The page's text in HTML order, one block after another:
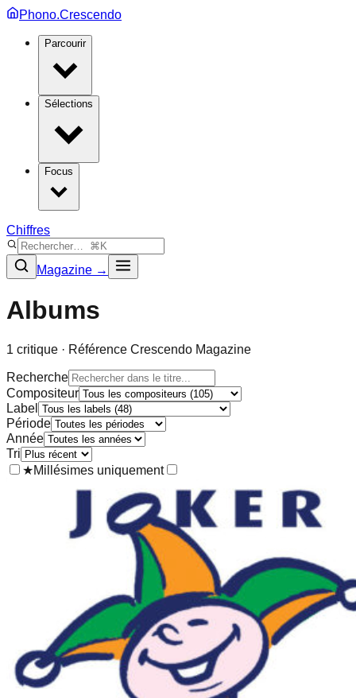
Phono.Crescendo
Parcourir
Sélections
Focus
Chiffres
Magazine →
Albums
1 critique · Référence Crescendo Magazine
Recherche
Compositeur
Label
Période
Année
Tri
★Millésimes uniquement